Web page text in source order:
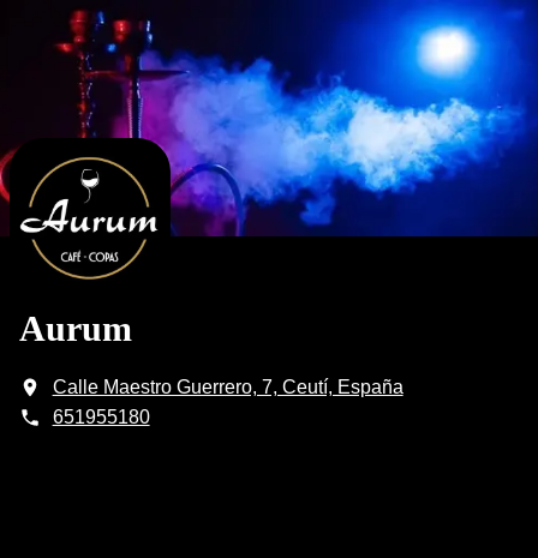
Aurum
Calle Maestro Guerrero, 7, Ceutí, España
651955180